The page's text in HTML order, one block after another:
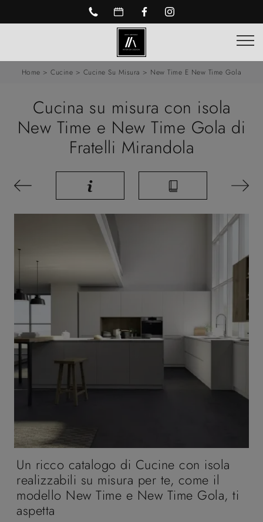
Home >Cucine > Cucine Su Misura > New Time E New Time Gola
Cucina su misura con isola
New Time e New Time Gola di
Fratelli Mirandola
Un ricco catalogo di Cucine con isola
realizzabili su misura per te, come il
modello New Time e New Time Gola, ti
aspetta